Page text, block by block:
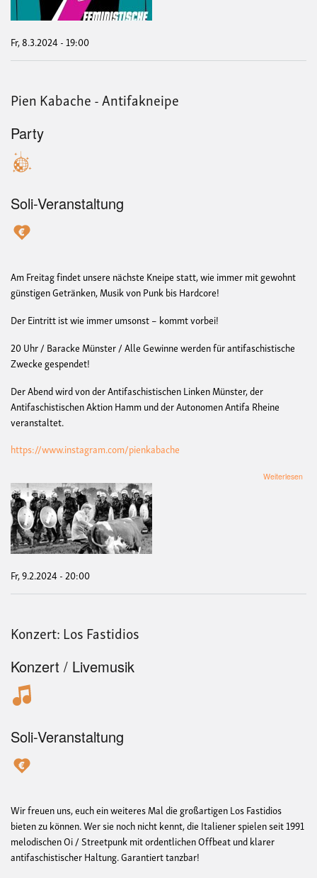
Fr, 8.3.2024 - 19:00
Pien Kabache - Antifakneipe
Party
Soli-Veranstaltung
Am Freitag findet unsere nächste Kneipe statt, wie immer mit gewohnt
günstigen Getränken, Musik von Punk bis Hardcore!
Der Eintritt ist wie immer umsonst – kommt vorbei!
20 Uhr / Baracke Münster / Alle Gewinne werden für antifaschistische
Zwecke gespendet!
Der Abend wird von der Antifaschistischen Linken Münster, der
Antifaschistischen Aktion Hamm und der Autonomen Antifa Rheine
veranstaltet.
https://www.instagram.com/pienkabache
Weiterlesen
Fr, 9.2.2024 - 20:00
Konzert: Los Fastidios
Konzert / Livemusik
Soli-Veranstaltung
Wir freuen uns, euch ein weiteres Mal die großartigen Los Fastidios
bieten zu können. Wer sie noch nicht kennt, die Italiener spielen seit 1991
melodischen Oi / Streetpunk mit ordentlichen Offbeat und klarer
antifaschistischer Haltung. Garantiert tanzbar!